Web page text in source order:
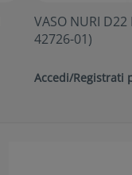
VASO NURI
42726-01)
Accedi/Registrati